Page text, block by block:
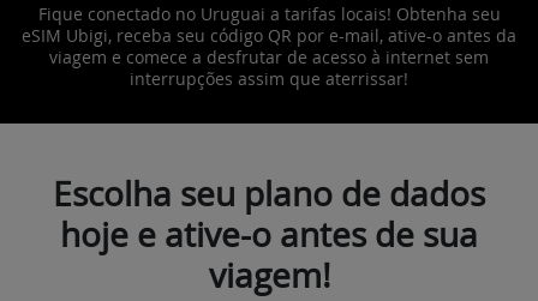
Fique conectado no Uruguai a tarifas locais! Obtenha seu
eSIM Ubigi, receba seu código QR por e-mail, ative-o antes da
viagem e comece a desfrutar de acesso à internet sem
interrupções assim que aterrissar!
Escolha seu plano de dados
hoje e ative-o antes de sua
viagem!